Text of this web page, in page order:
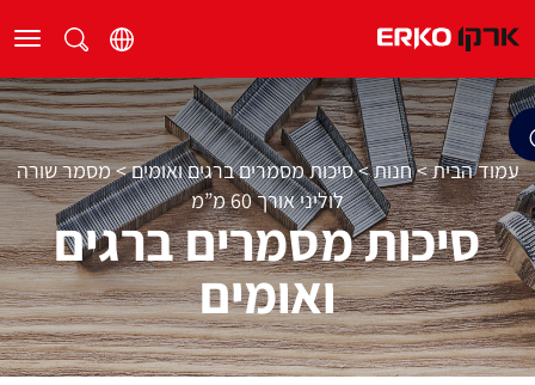
עמוד הבית>חנות>סיכות מסמרים ברגים ואומים>מסמר שורה
לוליני אורך 60 מ”מ
סיכות מסמרים ברגים
ואומים